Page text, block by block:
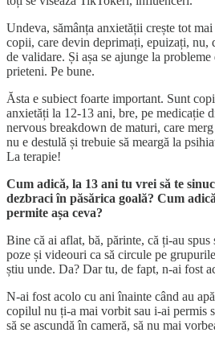
Undeva, sămânța anxietății crește tot
copii, care devin deprimați, epuizați, nu,
de validare. Și așa se ajunge la probleme
prieteni. Pe bune.
Ăsta e subiect foarte important. Sunt
anxietăți la 12-13 ani, bre, pe medicație
nervous breakdown de maturi, care
nu e destulă și trebuie să meargă la
La terapie!
Cum adică, la 13 ani tu vrei să te
dezbraci în păsărica goală? Cum
permite așa ceva?
Bine că ai aflat, bă, părinte, că ți-au
poze și videouri ca să circule pe
știu unde. Da? Dar tu, de fapt, n-ai fost
N-ai fost acolo cu ani înainte când au
copilul nu ți-a mai vorbit sau i-ai permis
să se ascundă în cameră, să nu mai